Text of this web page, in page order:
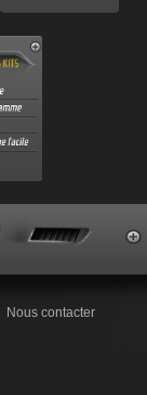
Nous contacter